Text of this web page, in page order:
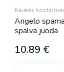
Kaukės kostiumai
Angelo
spalva juoda
10.89 €